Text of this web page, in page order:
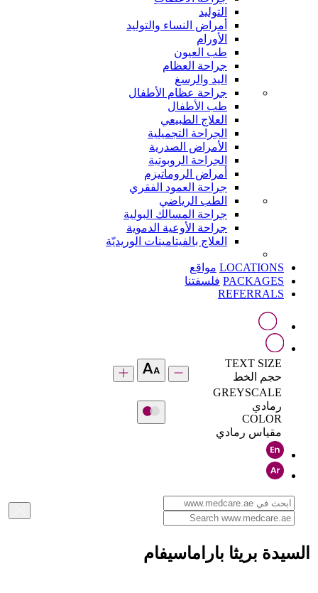
التوليد
أمراض النساء والتوليد
الأورام
طب العيون
جراحة العظام
اليد والرسغ
جراحة عظام الأطفال
طب الأطفال
العلاج الطبيعي
الجراحة التجميلية
الأمراض الصدرية
الجراحة الروبوتية
أمراض الروماتيزم
جراحة العمود الفقري
الطب الرياضي
جراحة المسالك البولية
جراحة الأوعية الدموية
العلاج بالفيتامينات الوريديّة
LOCATIONS مواقع
PACKAGES فلسفتنا
REFERRALS
TEXT SIZE
حجم الخط
GREYSCALE
رمادي
COLOR
مقياس رمادي
السيدة بريثا باراماسيفام